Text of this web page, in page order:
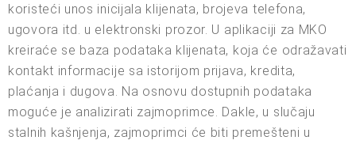
koristeći unos inicijala klijenata, brojeva telefona,
ugovora itd. u elektronski prozor. U aplikaciji za MKO
kreiraće se baza podataka klijenata, koja će odražavati
kontakt informacije sa istorijom prijava, kredita,
plaćanja i dugova. Na osnovu dostupnih podataka
moguće je analizirati zajmoprimce. Dakle, u slučaju
stalnih kašnjenja, zajmoprimci će biti premešteni u